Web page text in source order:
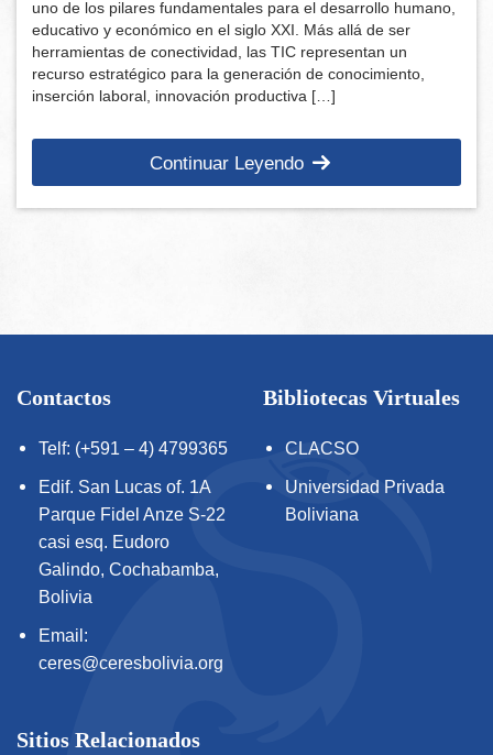
uno de los pilares fundamentales para el desarrollo humano,
educativo y económico en el siglo XXI. Más allá de ser
herramientas de conectividad, las TIC representan un
recurso estratégico para la generación de conocimiento,
inserción laboral, innovación productiva […]
Continuar Leyendo
Contactos
Telf: (+591 – 4) 4799365
Edif. San Lucas of. 1A
Parque Fidel Anze S-22
casi esq. Eudoro
Galindo, Cochabamba,
Bolivia
Email:
ceres@ceresbolivia.org
Bibliotecas Virtuales
CLACSO
Universidad Privada
Boliviana
Sitios Relacionados